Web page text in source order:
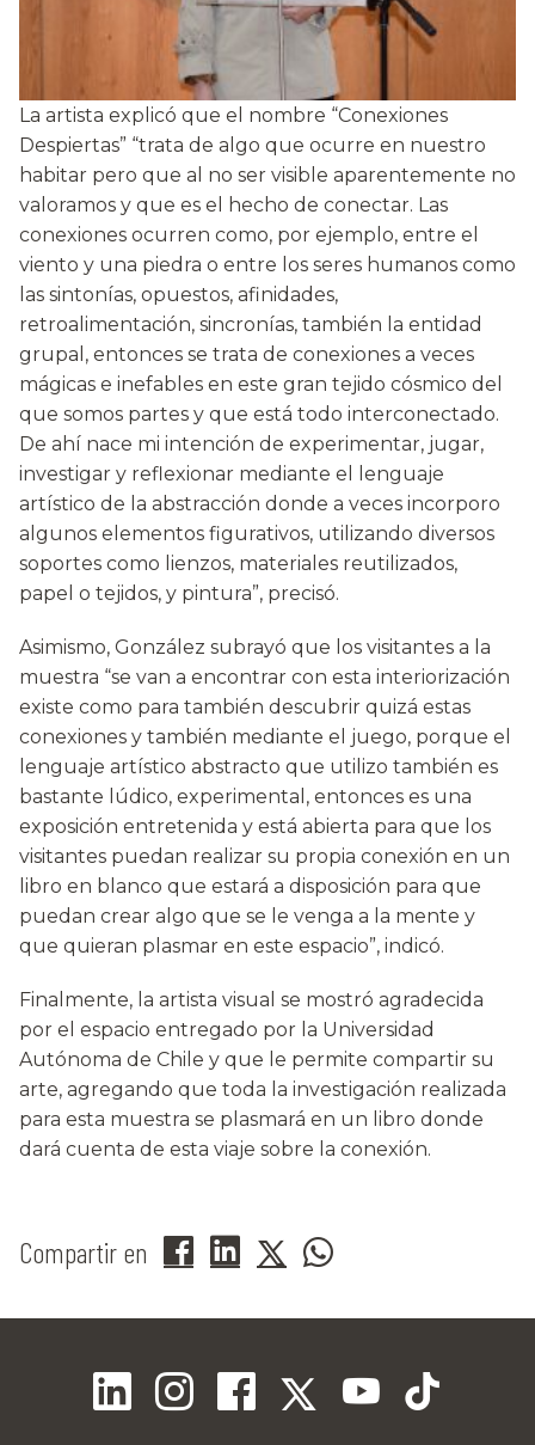
La artista explicó que el nombre “Conexiones
Despiertas” “trata de algo que ocurre en nuestro
habitar pero que al no ser visible aparentemente no
valoramos y que es el hecho de conectar. Las
conexiones ocurren como, por ejemplo, entre el
viento y una piedra o entre los seres humanos como
las sintonías, opuestos, afinidades,
retroalimentación, sincronías, también la entidad
grupal, entonces se trata de conexiones a veces
mágicas e inefables en este gran tejido cósmico del
que somos partes y que está todo interconectado.
De ahí nace mi intención de experimentar, jugar,
investigar y reflexionar mediante el lenguaje
artístico de la abstracción donde a veces incorporo
algunos elementos figurativos, utilizando diversos
soportes como lienzos, materiales reutilizados,
papel o tejidos, y pintura”, precisó.
Asimismo, González subrayó que los visitantes a la
muestra “se van a encontrar con esta interiorización
existe como para también descubrir quizá estas
conexiones y también mediante el juego, porque el
lenguaje artístico abstracto que utilizo también es
bastante lúdico, experimental, entonces es una
exposición entretenida y está abierta para que los
visitantes puedan realizar su propia conexión en un
libro en blanco que estará a disposición para que
puedan crear algo que se le venga a la mente y
que quieran plasmar en este espacio”, indicó.
Finalmente, la artista visual se mostró agradecida
por el espacio entregado por la Universidad
Autónoma de Chile y que le permite compartir su
arte, agregando que toda la investigación realizada
para esta muestra se plasmará en un libro donde
dará cuenta de esta viaje sobre la conexión.
Compartir en